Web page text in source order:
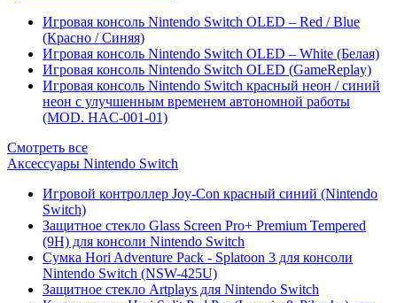
Игровая консоль Nintendo Switch OLED – Red / Blue
(Красно / Синяя)
Игровая консоль Nintendo Switch OLED – White (Белая)
Игровая консоль Nintendo Switch OLED (GameReplay)
Игровая консоль Nintendo Switch красный неон / синий
неон с улучшенным временем автономной работы
(MOD. HAC-001-01)
Смотреть все
Аксессуары Nintendo Switch
Игровой контроллер Joy-Con красный синий (Nintendo
Switch)
Защитное стекло Glass Screen Pro+ Premium Tempered
(9H) для консоли Nintendo Switch
Сумка Hori Adventure Pack - Splatoon 3 для консоли
Nintendo Switch (NSW-425U)
Защитное стекло Artplays для Nintendo Switch